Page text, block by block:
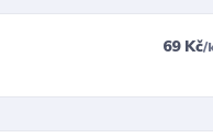
69 Kč/